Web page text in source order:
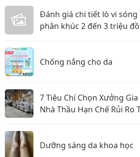
Đánh giá chi tiết lò vi sóng
phân khúc 2 đến 3 triệu
Chống nắng cho da
7 Tiêu Chí Chọn Xưởng
Nhà Thầu Hạn Chế Rủi Ro
Dưỡng sáng da khoa học